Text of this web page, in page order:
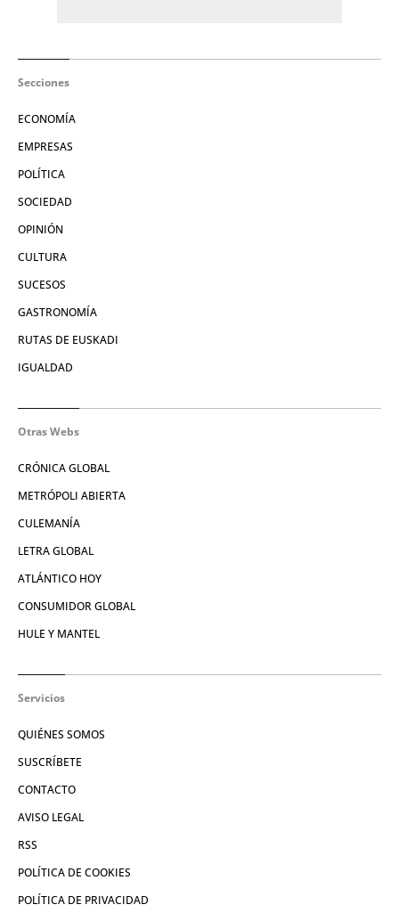
Secciones
ECONOMÍA
EMPRESAS
POLÍTICA
SOCIEDAD
OPINIÓN
CULTURA
SUCESOS
GASTRONOMÍA
RUTAS DE EUSKADI
IGUALDAD
Otras Webs
CRÓNICA GLOBAL
METRÓPOLI ABIERTA
CULEMANÍA
LETRA GLOBAL
ATLÁNTICO HOY
CONSUMIDOR GLOBAL
HULE Y MANTEL
Servicios
QUIÉNES SOMOS
SUSCRÍBETE
CONTACTO
AVISO LEGAL
RSS
POLÍTICA DE COOKIES
POLÍTICA DE PRIVACIDAD